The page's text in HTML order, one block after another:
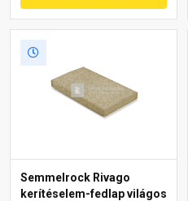
Semmelrock Rivago
kerítéselem-fedlap világos